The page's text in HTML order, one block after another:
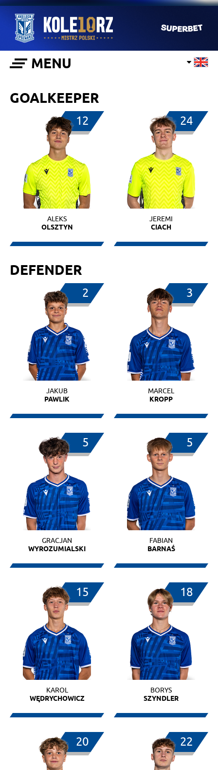
MENU
GOALKEEPER
12
ALEKS
OLSZTYN
24
JEREMI
CIACH
DEFENDER
2
JAKUB
PAWLIK
3
MARCEL
KROPP
5
GRACJAN
WYROZUMIALSKI
5
FABIAN
BARNAŚ
15
KAROL
WĘDRYCHOWICZ
18
BORYS
SZYNDLER
20 22